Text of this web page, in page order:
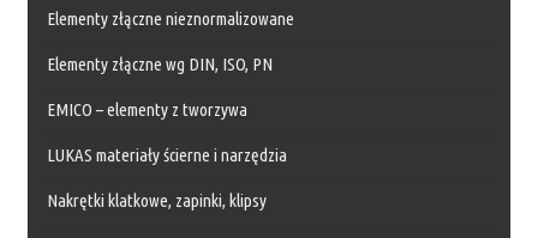
Elementy złączne nieznormalizowane
Elementy złączne wg DIN, ISO, PN
EMICO – elementy z tworzywa
LUKAS materiały ścierne i narzędzia
Nakrętki klatkowe, zapinki, klipsy